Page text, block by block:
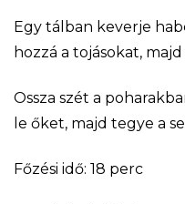
Egy tálban keverje
hozzá a tojásokat,
Ossza szét a
le őket, majd tegye a
Főzési idő: 18 perc